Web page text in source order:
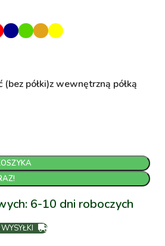
(bez półki)z wewnętrzną półką
6-10 dni roboczych